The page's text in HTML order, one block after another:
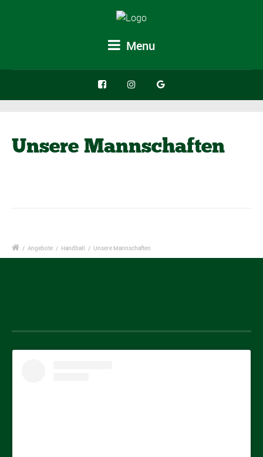
Menu
Unsere Mannschaften
/ Angebote / Handball / Unsere Mannschaften